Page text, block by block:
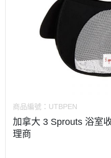
商品編號： UTBPEN
加拿大 3 Sprouts 浴室
理商